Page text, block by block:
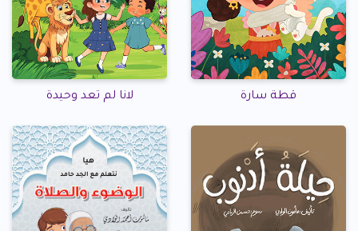
قطة سارة لانا لم تعد وحيدة